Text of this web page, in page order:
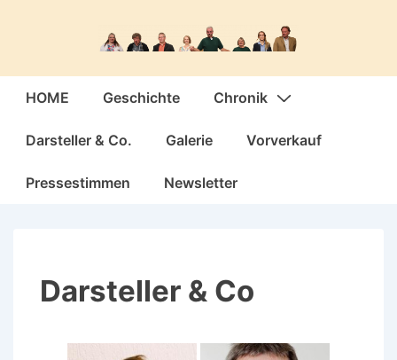
Hauptnavigation
HOME Geschichte Chronik
Darsteller & Co. Galerie Vorverkauf
Pressestimmen Newsletter
Darsteller & Co